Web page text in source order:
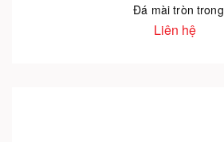
Đá mài tròn trong
Liên hệ